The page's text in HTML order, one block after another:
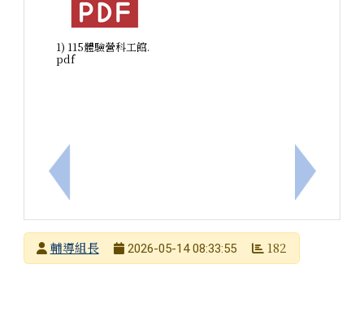
上一筆：公告本市115學年度國小美術類藝術才能班
1) 115體驗營科工館.
pdf
下一筆：
發布者輔導組長
2026-05-14 08:33:55 182